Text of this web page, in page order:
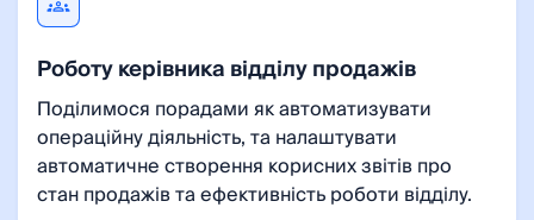
Роботу керівника відділу продажів
Поділимося порадами як автоматизувати
операційну діяльність, та налаштувати
автоматичне створення корисних звітів про
стан продажів та ефективність роботи відділу.